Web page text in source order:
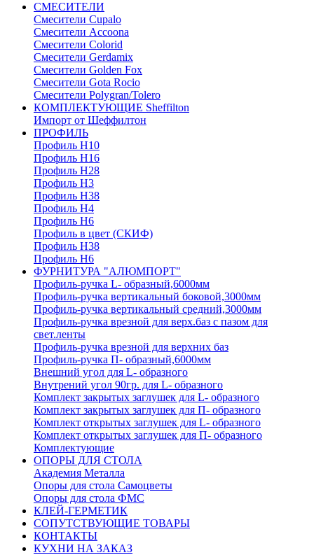
СМЕСИТЕЛИ
Cмесители Cupalo
Смесители Accoona
Смесители Colorid
Смесители Gerdamix
Смесители Golden Fox
Смесители Gota Rocio
Смесители Polygran/Tolero
КОМПЛЕКТУЮЩИЕ Sheffilton
Импорт от Шеффилтон
ПРОФИЛЬ
Профиль H10
Профиль H16
Профиль H28
Профиль H3
Профиль H38
Профиль H4
Профиль H6
Профиль в цвет (СКИФ)
Профиль H38
Профиль H6
ФУРНИТУРА "АЛЮМПОРТ"
Профиль-ручка L- образный,6000мм
Профиль-ручка вертикальный боковой,3000мм
Профиль-ручка вертикальный средний,3000мм
Профиль-ручка врезной для верх.баз с пазом для
свет.ленты
Профиль-ручка врезной для верхних баз
Профиль-ручка П- образный,6000мм
Внешний угол для L- образного
Внутрений угол 90гр. для L- образного
Комплект закрытых заглушек для L- образного
Комплект закрытых заглушек для П- образного
Комплект открытых заглушек для L- образного
Комплект открытых заглушек для П- образного
Комплектующие
ОПОРЫ ДЛЯ СТОЛА
Академия Металла
Опоры для стола Самоцветы
Опоры для стола ФМС
КЛЕЙ-ГЕРМЕТИК
СОПУТСТВУЮЩИЕ ТОВАРЫ
КОНТАКТЫ
КУХНИ НА ЗАКАЗ